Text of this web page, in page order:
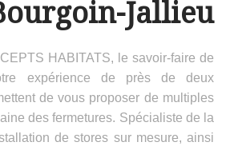
Jallieu
HABITATS, le savoir-faire de
expérience de près de deux
de vous proposer de multiples
des fermetures. Spécialiste de la
de stores sur mesure, ainsi